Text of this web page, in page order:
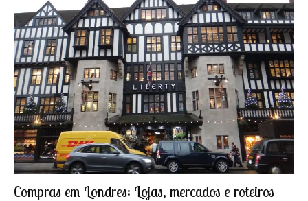
Compras em Londres: Lojas, mercados e roteiros